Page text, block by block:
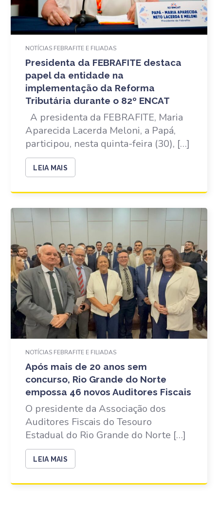
NOTÍCIAS FEBRAFITE E FILIADAS
Presidenta da FEBRAFITE destaca
papel da entidade na
implementação da Reforma
Tributária durante o 82º ENCAT
A presidenta da FEBRAFITE, Maria
Aparecida Lacerda Meloni, a Papá,
participou, nesta quinta-feira (30), […]
LEIA MAIS
NOTÍCIAS FEBRAFITE E FILIADAS
Após mais de 20 anos sem
concurso, Rio Grande do Norte
empossa 46 novos Auditores Fiscais
O presidente da Associação dos
Auditores Fiscais do Tesouro
Estadual do Rio Grande do Norte […]
LEIA MAIS